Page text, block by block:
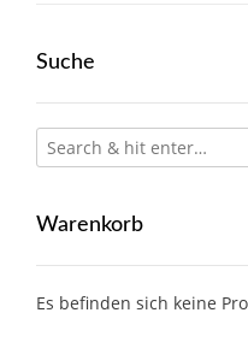
Suche
Warenkorb
Es befinden sich keine